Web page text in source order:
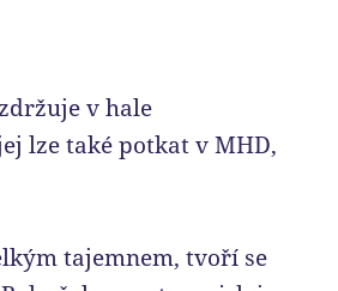
v hale
lze také potkat v MHD,
tajemnem, tvoří se